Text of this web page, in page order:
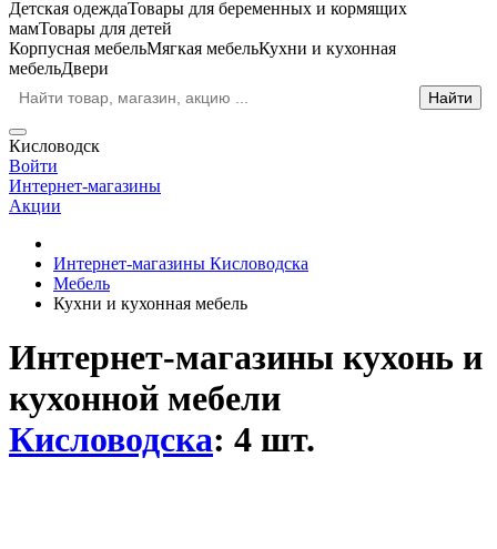
Детская одеждаТовары для беременных и кормящих
мамТовары для детей
Корпусная мебельМягкая мебельКухни и кухонная
мебельДвери
Кисловодск
Войти
Интернет-магазины
Акции
Интернет-магазины Кисловодска
Мебель
Кухни и кухонная мебель
Интернет-магазины кухонь и
кухонной мебели
Кисловодска: 4 шт.